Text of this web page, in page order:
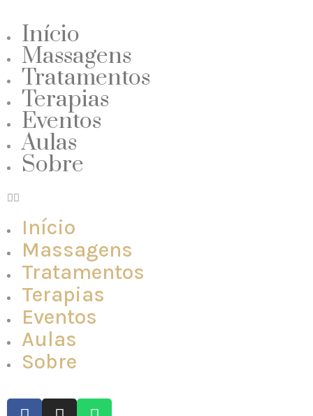
Início
Massagens
Tratamentos
Terapias
Eventos
Aulas
Sobre
Início
Massagens
Tratamentos
Terapias
Eventos
Aulas
Sobre